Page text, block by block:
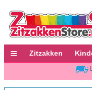
≡ Zitzakken